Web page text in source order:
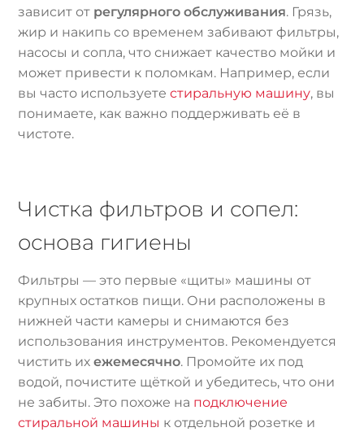
зависит от регулярного обслуживания. Грязь,
жир и накипь со временем забивают фильтры,
насосы и сопла, что снижает качество мойки и
может привести к поломкам. Например, если
вы часто используетестиральную машину, вы
понимаете, как важно поддерживать её в
чистоте.
Чистка фильтров и сопел:
основа гигиены
Фильтры — это первые «щиты» машины от
крупных остатков пищи. Они расположены в
нижней части камеры и снимаются без
использования инструментов. Рекомендуется
чистить ихежемесячно. Промойте их под
водой, почистите щёткой и убедитесь, что они
не забиты. Это похоже на подключение
стиральной машины к отдельной розетке и